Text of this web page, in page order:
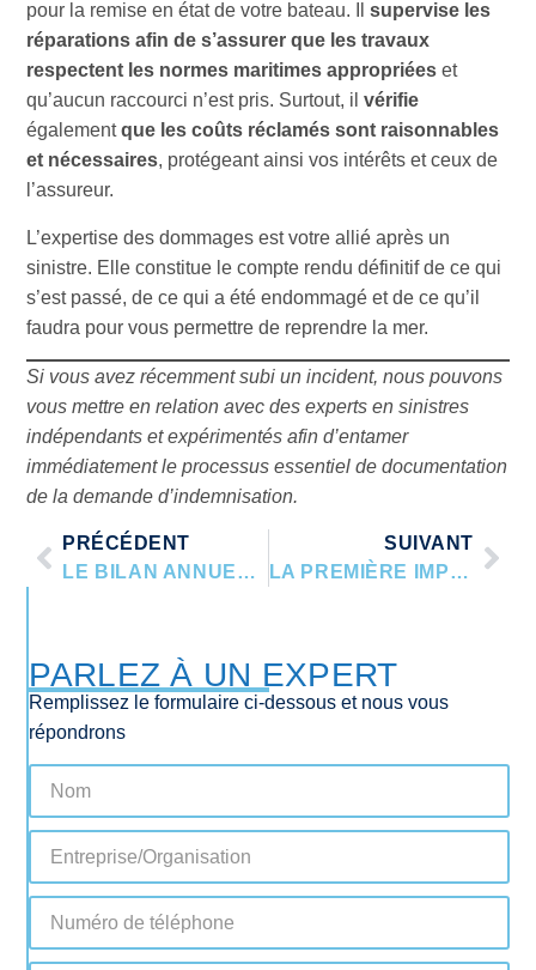
pour la remise en état de votre bateau. Ilsupervise les
réparations afin de s’assurer que les travaux
respectent les normes maritimes appropriéeset
qu’aucun raccourci n’est pris. Surtout, ilvérifie
égalementque les coûts réclamés sont raisonnables
et nécessaires, protégeant ainsi vos intérêts et ceux de
l’assureur.
L’expertise des dommages est votre allié après un
sinistre. Elle constitue le compte rendu définitif de ce qui
s’est passé, de ce qui a été endommagé et de ce qu’il
faudra pour vous permettre de reprendre la mer.
Si vous avez récemment subi un incident, nous pouvons
vous mettre en relation avec des experts en sinistres
indépendants et expérimentés afin d’entamer
immédiatement le processus essentiel de documentation
de la demande d’indemnisation.
PRÉCÉDENT
LE BILAN ANNUEL DU BATEAU : POURQUOI VOTRE ASSUREUR A BESOIN D’UNE EXPERTISE PROFESSIONNELLE
SUIVANT
LA PREMIÈRE IMPRESSION : PRÉSENTER VOTRE YACHT EN VUE D’UNE EXPERTISE AVANT ACHAT
PARLEZ À UN EXPERT
Remplissez le formulaire ci-dessous et nous vous
répondrons